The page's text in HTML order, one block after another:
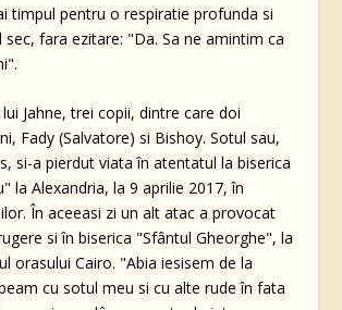
timpul pentru o respiratie profunda si
sec, fara ezitare: "Da. Sa ne amintim ca
Jahne, trei copii, dintre care doi
Fady (Salvatore) si Bishoy. Sotul sau,
si-a pierdut viata în atentatul la biserica
la Alexandria, la 9 aprilie 2017, în
În aceeasi zi un alt atac a provocat
si în biserica "Sfântul Gheorghe", la
orasului Cairo. "Abia iesisem de la
cu sotul meu si cu alte rude în fata